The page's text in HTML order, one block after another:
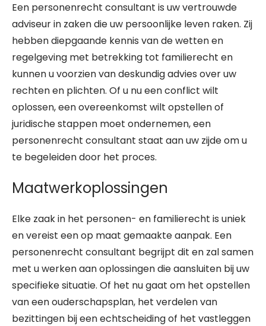
Een personenrecht consultant is uw vertrouwde
adviseur in zaken die uw persoonlijke leven raken. Zij
hebben diepgaande kennis van de wetten en
regelgeving met betrekking tot familierecht en
kunnen u voorzien van deskundig advies over uw
rechten en plichten. Of u nu een conflict wilt
oplossen, een overeenkomst wilt opstellen of
juridische stappen moet ondernemen, een
personenrecht consultant staat aan uw zijde om u
te begeleiden door het proces.
Maatwerkoplossingen
Elke zaak in het personen- en familierecht is uniek
en vereist een op maat gemaakte aanpak. Een
personenrecht consultant begrijpt dit en zal samen
met u werken aan oplossingen die aansluiten bij uw
specifieke situatie. Of het nu gaat om het opstellen
van een ouderschapsplan, het verdelen van
bezittingen bij een echtscheiding of het vastleggen